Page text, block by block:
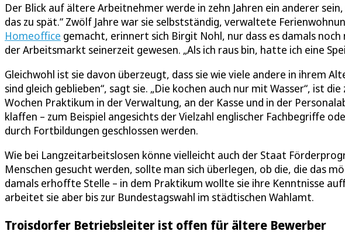
Der Blick auf ältere Arbeitnehmer werde in zehn Jahren ein anderer
das zu spät.“ Zwölf Jahre war sie selbstständig, verwaltete
Homeoffice gemacht, erinnert sich Birgit Nohl, nur dass es damals noch
der Arbeitsmarkt seinerzeit gewesen. „Als ich raus bin, hatte ich eine
Gleichwohl ist sie davon überzeugt, dass sie wie viele andere in ihrem
sind gleich geblieben“, sagt sie. „Die kochen auch nur mit Wasser“, ist
Wochen Praktikum in der Verwaltung, an der Kasse und in der
klaffen – zum Beispiel angesichts der Vielzahl englischer Fachbegriffe
durch Fortbildungen geschlossen werden.
Wie bei Langzeitarbeitslosen könne vielleicht auch der Staat
Menschen gesucht werden, sollte man sich überlegen, ob die, die das
damals erhoffte Stelle – in dem Praktikum wollte sie ihre Kenntnisse
arbeitet sie aber bis zur Bundestagswahl im städtischen Wahlamt.
Troisdorfer Betriebsleiter ist offen für ältere Bewerber